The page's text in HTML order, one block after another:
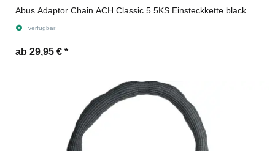
Abus Adaptor Chain ACH Classic 5.5KS Einsteckkette black
verfügbar
ab 29,95 € *